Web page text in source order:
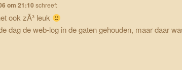
om 21:10 schreef:
ook zÃ³ leuk
dag de web-log in de gaten gehouden, maar daar